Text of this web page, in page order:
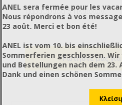
Παραφυάδα 5 Πλαισίων.
ANEL sera fermée pour les
Nous répondrons à vos
23 août. Merci et bon été!
ANEL ist vom 10. bis
Sommerferien geschlossen.
und Bestellungen nach dem
Dank und einen schönen